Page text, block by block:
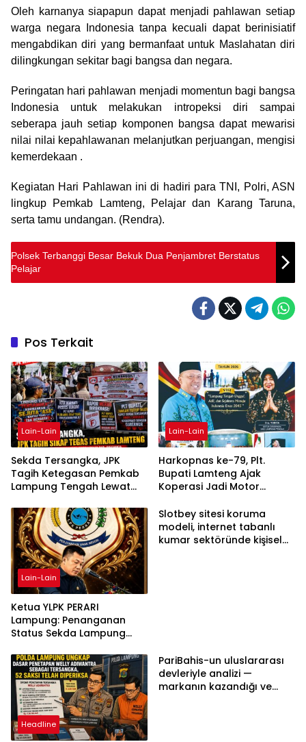
Oleh karnanya siapapun dapat menjadi pahlawan setiap
warga negara Indonesia tanpa kecuali dapat berinisiatif
mengabdikan diri yang bermanfaat untuk Maslahatan diri
dilingkungan sekitar bagi bangsa dan negara.
Peringatan hari pahlawan menjadi momentun bagi bangsa
Indonesia untuk melakukan intropeksi diri sampai
seberapa jauh setiap komponen bangsa dapat mewarisi
nilai nilai kepahlawanan melanjutkan perjuangan, mengisi
kemerdekaan .
Kegiatan Hari Pahlawan ini di hadiri para TNI, Polri, ASN
lingkup Pemkab Lamteng, Pelajar dan Karang Taruna,
serta tamu undangan. (Rendra).
Polsek Terbanggi Besar Bekuk Dua Penjambret Berstatus
Pelajar
Pos Terkait
Lain-Lain
Sekda Tersangka, JPK
Tagih Ketegasan Pemkab
Lampung Tengah Lewat
Lain-Lain
Harkopnas ke-79, Plt.
Bupati Lamteng Ajak
Koperasi Jadi Motor
Lain-Lain
Ketua YLPK PERARI
Lampung: Penanganan
Status Sekda Lampung
Berdasarkan Aturan,
Bukan Tekanan Opini
Slotbey sitesi koruma
modeli, internet tabanlı
kumar sektöründe kişisel
Headline
PariBahis-un uluslararası
devleriyle analizi —
markanın kazandığı ve